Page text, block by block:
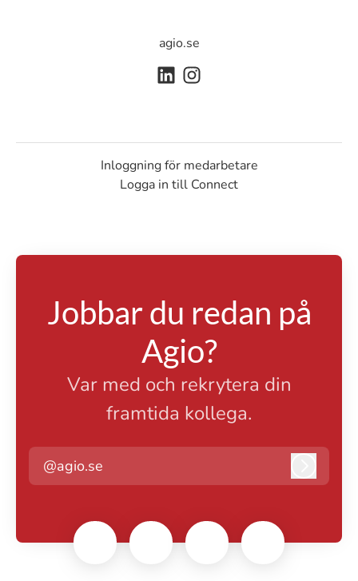
agio.se
Inloggning för medarbetare
Logga in till Connect
Jobbar du redan på
Agio?
Var med och rekrytera din
framtida kollega.
@agio.se